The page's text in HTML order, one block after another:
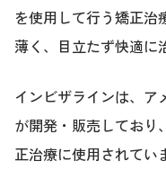
を使用して行う矯正治
薄く、目立たず快適に
インビザラインは、ア
が開発・販売しており
正治療に使用されてい